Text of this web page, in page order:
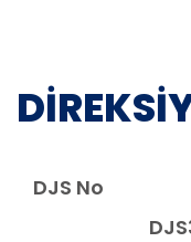
DJS No